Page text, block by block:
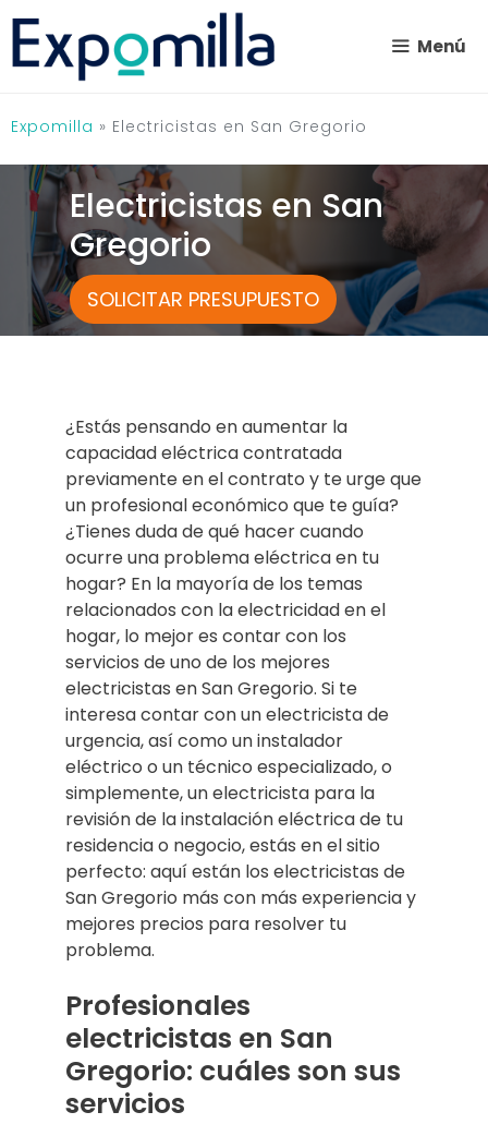
Saltar
contenido
Menú
Expomilla » Electricistas en San Gregorio
Electricistas en San
Gregorio
SOLICITAR PRESUPUESTO
¿Estás pensando en aumentar la
capacidad eléctrica contratada
previamente en el contrato y te urge que
un profesional económico que te guía?
¿Tienes duda de qué hacer cuando
ocurre una problema eléctrica en tu
hogar? En la mayoría de los temas
relacionados con la electricidad en el
hogar, lo mejor es contar con los
servicios de uno de los mejores
electricistas en San Gregorio. Si te
interesa contar con un electricista de
urgencia, así como un instalador
eléctrico o un técnico especializado, o
simplemente, un electricista para la
revisión de la instalación eléctrica de tu
residencia o negocio, estás en el sitio
perfecto: aquí están los electricistas de
San Gregorio más con más experiencia y
mejores precios para resolver tu
problema.
Profesionales
electricistas en San
Gregorio: cuáles son sus
servicios